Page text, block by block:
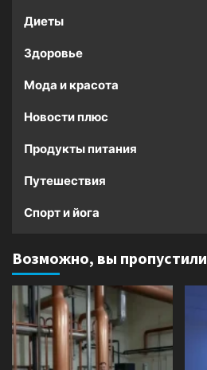
Диеты
Здоровье
Мода и красота
Новости плюс
Продукты питания
Путешествия
Спорт и йога
Возможно, вы пропустили